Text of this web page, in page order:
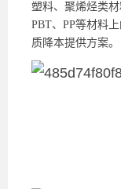
塑料、聚烯烃类材
PBT、PP等材料
质降本提供方案。